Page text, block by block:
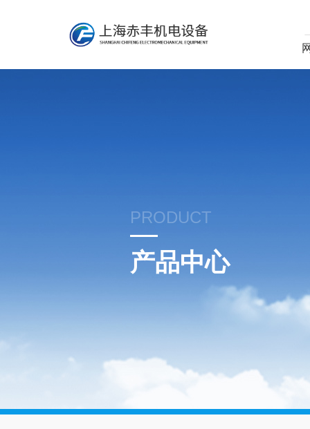
PRODUCT
产品中心